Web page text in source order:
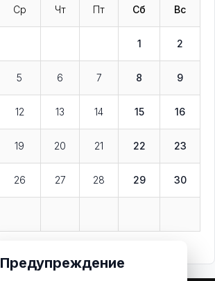
Ср Чт Пт Сб Вс
1 2
5 6 7 8 9
12 13 14 15 16
19 20 21 22 23
26 27 28 29 30
Предупреждение